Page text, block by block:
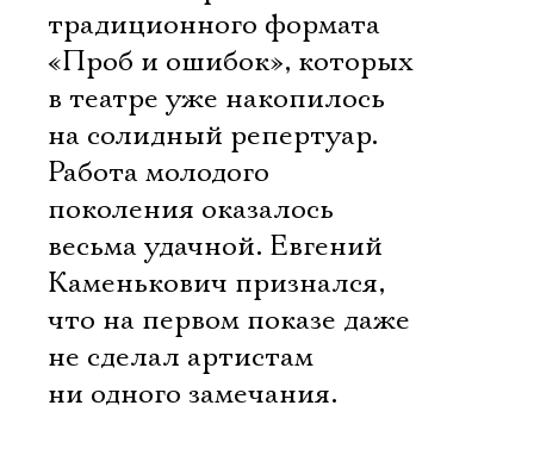
традиционного формата
«Проб и ошибок», которых
в театре уже накопилось
на солидный репертуар.
Работа молодого
поколения оказалось
весьма удачной. Евгений
Каменькович признался,
что на первом показе даже
не сделал артистам
ни одного замечания.